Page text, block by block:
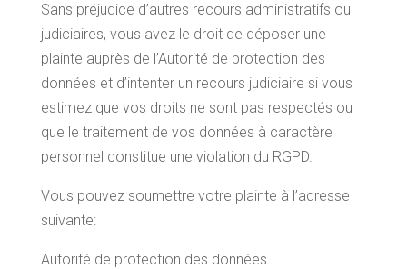
Sans préjudice d’autres recours administratifs ou
judiciaires, vous avez le droit de déposer une
plainte auprès de l’Autorité de protection des
données et d’intenter un recours judiciaire si vous
estimez que vos droits ne sont pas respectés ou
que le traitement de vos données à caractère
personnel constitue une violation du RGPD.
Vous pouvez soumettre votre plainte à l’adresse
suivante:
Autorité de protection des données